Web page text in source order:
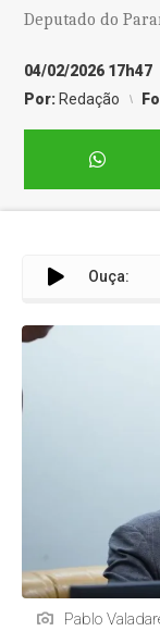
Deputado do
04/02/2026 17h47
Por: Redação
Ouça:
Pablo